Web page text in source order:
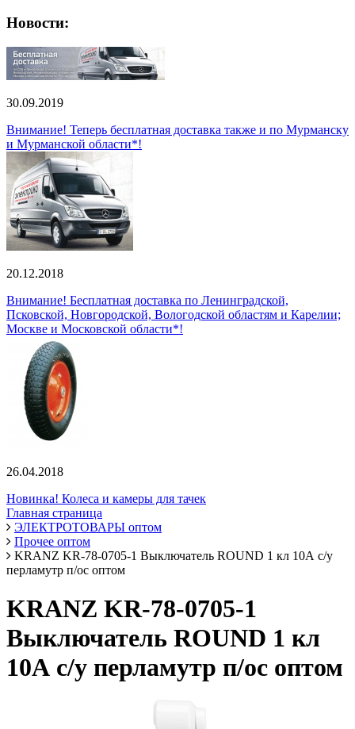
Новости:
30.09.2019
Внимание! Теперь бесплатная доставка также и по Мурманску
и Мурманской области*!
20.12.2018
Внимание! Бесплатная доставка по Ленинградской,
Псковской, Новгородской, Вологодской областям и Карелии;
Москве и Московской области*!
26.04.2018
Новинка! Колеса и камеры для тачек
Главная страница
ЭЛЕКТРОТОВАРЫ оптом
Прочее оптом
KRANZ KR-78-0705-1 Выключатель ROUND 1 кл 10А с/у
перламутр п/ос оптом
KRANZ KR-78-0705-1
Выключатель ROUND 1 кл
10А с/у перламутр п/ос оптом